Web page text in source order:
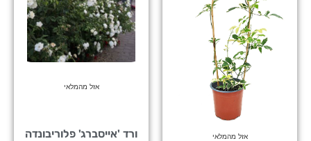
אזל מהמלאי
אזל מהמלאי
ורד 'אייסברג' פלוריבונדה